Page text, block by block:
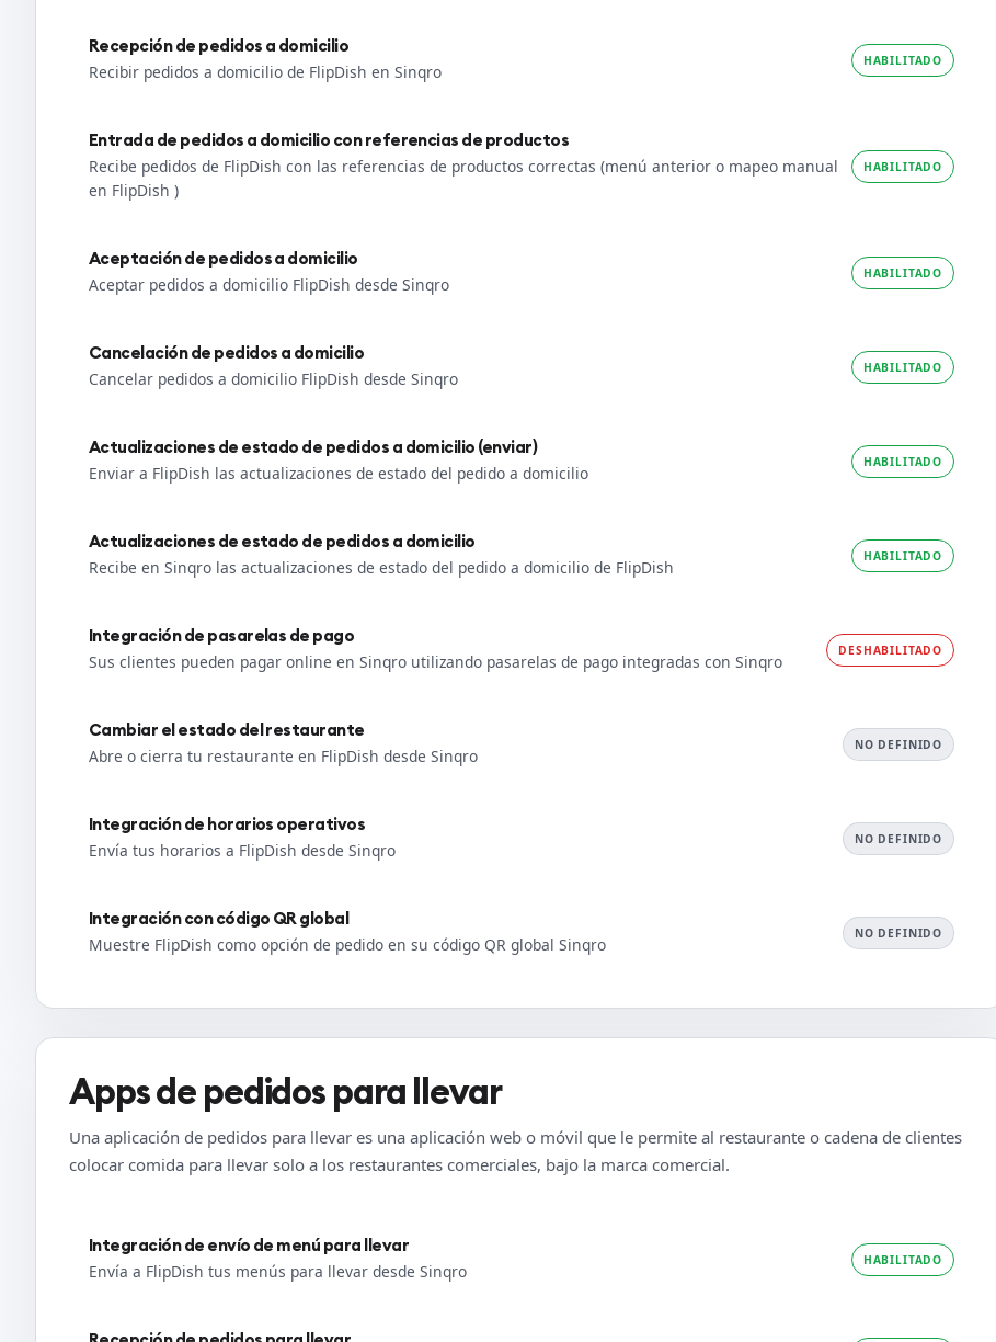
Recepción de pedidos a domicilio
Recibir pedidos a domicilio de FlipDish en Sinqro
HABILITADO
Entrada de pedidos a domicilio con referencias de productos
Recibe pedidos de FlipDish con las referencias de productos correctas (menú anterior o mapeo manual
en FlipDish )
HABILITADO
Aceptación de pedidos a domicilio
Aceptar pedidos a domicilio FlipDish desde Sinqro
HABILITADO
Cancelación de pedidos a domicilio
Cancelar pedidos a domicilio FlipDish desde Sinqro
HABILITADO
Actualizaciones de estado de pedidos a domicilio (enviar)
Enviar a FlipDish las actualizaciones de estado del pedido a domicilio
HABILITADO
Actualizaciones de estado de pedidos a domicilio
Recibe en Sinqro las actualizaciones de estado del pedido a domicilio de FlipDish
HABILITADO
Integración de pasarelas de pago
Sus clientes pueden pagar online en Sinqro utilizando pasarelas de pago integradas con Sinqro
DESHABILITADO
Cambiar el estado del restaurante
Abre o cierra tu restaurante en FlipDish desde Sinqro
NO DEFINIDO
Integración de horarios operativos
Envía tus horarios a FlipDish desde Sinqro
NO DEFINIDO
Integración con código QR global
Muestre FlipDish como opción de pedido en su código QR global Sinqro
NO DEFINIDO
Apps de pedidos para llevar
Una aplicación de pedidos para llevar es una aplicación web o móvil que le permite al restaurante o cadena de clientes
colocar comida para llevar solo a los restaurantes comerciales, bajo la marca comercial.
Integración de envío de menú para llevar
Envía a FlipDish tus menús para llevar desde Sinqro
HABILITADO